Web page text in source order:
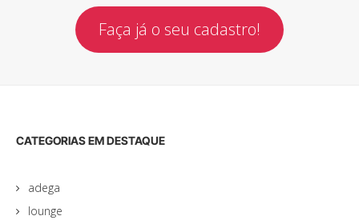
Faça já o seu cadastro!
CATEGORIAS EM DESTAQUE
adega
lounge